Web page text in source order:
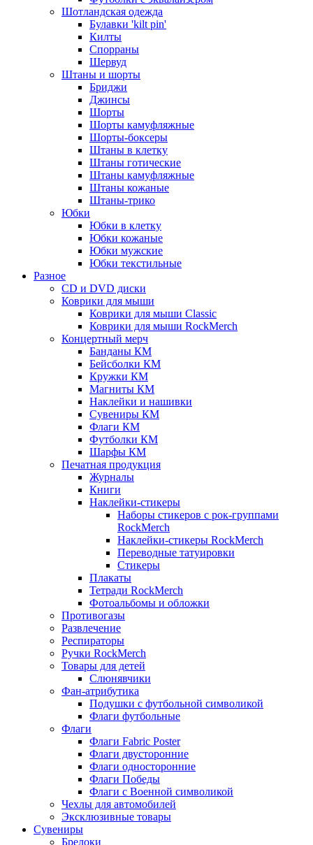
Шотландская одежда
Булавки 'kilt pin'
Килты
Спорраны
Шервуд
Штаны и шорты
Бриджи
Джинсы
Шорты
Шорты камуфляжные
Шорты-боксеры
Штаны в клетку
Штаны готические
Штаны камуфляжные
Штаны кожаные
Штаны-трико
Юбки
Юбки в клетку
Юбки кожаные
Юбки мужские
Юбки текстильные
Разное
CD и DVD диски
Коврики для мыши
Коврики для мыши Classic
Коврики для мыши RockMerch
Концертный мерч
Банданы КМ
Бейсболки КМ
Кружки КМ
Магниты КМ
Наклейки и нашивки
Сувениры КМ
Флаги КМ
Футболки КМ
Шарфы КМ
Печатная продукция
Журналы
Книги
Наклейки-стикеры
Наборы стикеров с рок-группами
RockMerch
Наклейки-стикеры RockMerch
Переводные татуировки
Стикеры
Плакаты
Тетради RockMerch
Фотоальбомы и обложки
Противогазы
Развлечение
Респираторы
Ручки RockMerch
Товары для детей
Слюнявчики
Фан-атрибутика
Подушки с футбольной символикой
Флаги футбольные
Флаги
Флаги Fabric Poster
Флаги двусторонние
Флаги односторонние
Флаги Победы
Флаги с Военной символикой
Чехлы для автомобилей
Эксклюзивные товары
Сувениры
Брелоки